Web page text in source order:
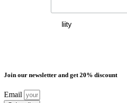
Join our newsletter and get 20% discount
Email